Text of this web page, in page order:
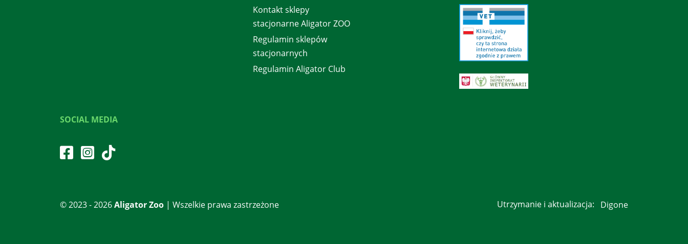
Kontakt sklepy
stacjonarne Aligator ZOO
Regulamin sklepów
stacjonarnych
Regulamin Aligator Club
SOCIAL MEDIA
© 2023 - 2026Aligator Zoo | Wszelkie prawa zastrzeżone Utrzymanie i aktualizacja: Digone